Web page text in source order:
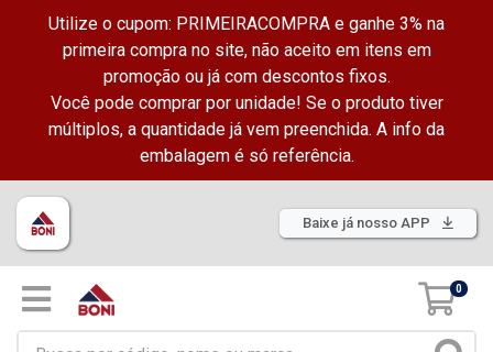
Utilize o cupom: PRIMEIRACOMPRA e ganhe 3% na
primeira compra no site, não aceito em itens em
promoção ou já com descontos fixos.
Você pode comprar por unidade! Se o produto tiver
múltiplos, a quantidade já vem preenchida. A info da
embalagem é só referência.
Baixe já nosso APP
0